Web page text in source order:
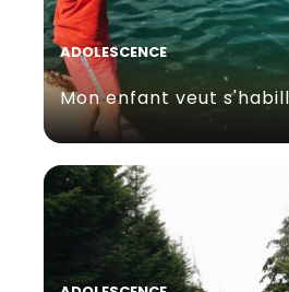
ADOLESCENCE
Mon enfant veut